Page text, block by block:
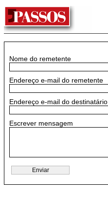
Nome do remetente
Endereço e-mail do remetente
Endereço e-mail do destinatário
Escrever mensagem